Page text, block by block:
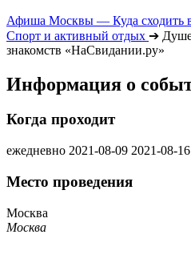
Афиша Москвы — Куда сходить
Спорт и активный отдых ➔
знакомств «НаСвидании.ру»
Информация о
Когда проходит
ежедневно 2021-08-09 2021-08-16
Место проведения
Москва
Москва